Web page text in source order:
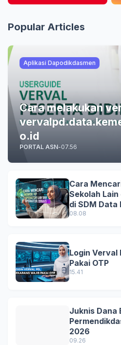
Popular Articles
Aplikasi Dapodikdasmen
Cara melakukan
o.id
PORTAL ASN-07.56
Cara
Sekolah
di SDM Data
08.08
Login Verval
Pakai OTP
15.41
Juknis Dana
2026
09.26